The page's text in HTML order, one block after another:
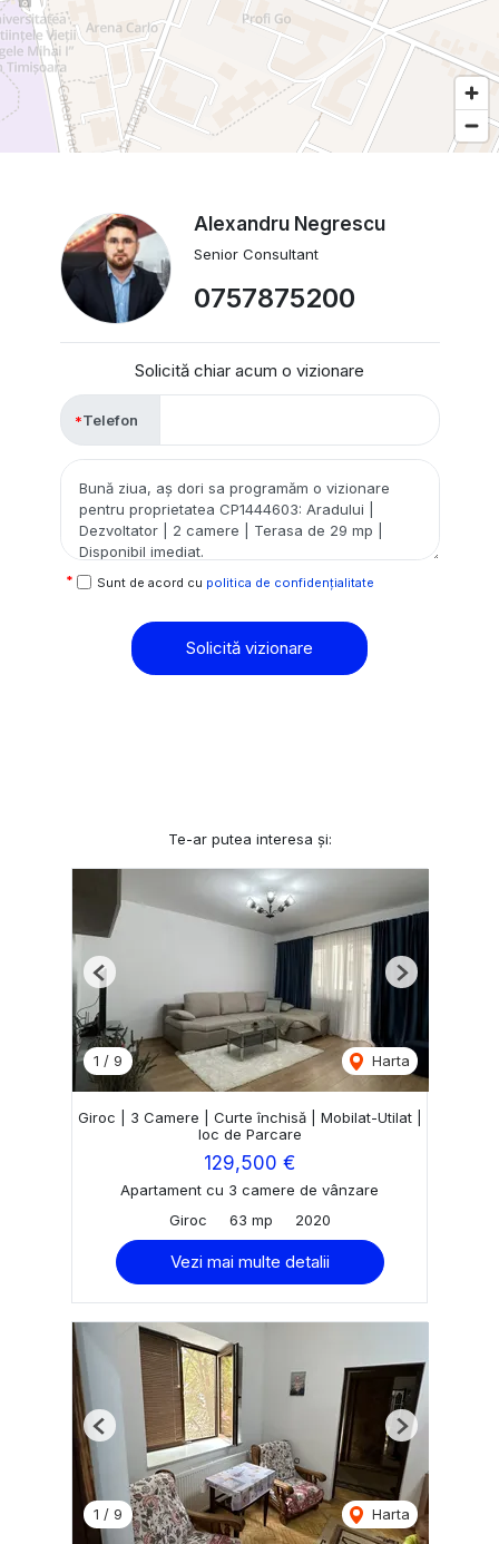
Alexandru Negrescu
Senior Consultant
0757875200
Solicită chiar acum o vizionare
Telefon
Sunt de acord cu politica de confidențialitate
Solicită vizionare
Te-ar putea interesa și:
1 / 9 Harta
Previous Next
Giroc | 3 Camere | Curte închisă | Mobilat-Utilat |
loc de Parcare
129,500 €
Apartament cu 3 camere de vânzare
Giroc
63 mp 2020
Vezi mai multe detalii
1 / 9 Harta
Previous Next